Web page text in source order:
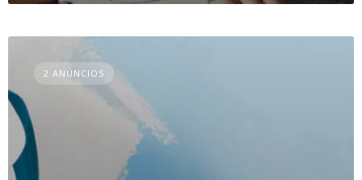
2 ANÚNCIOS